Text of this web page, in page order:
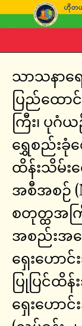
သာသနာရေ
ပြည်ထော
ကြီး၊ ပုဂံ
ရွှေစည်းခုံ
ထိန်းသိမ်း
အစီအစဉ်
စတုတ္ထအက
အစည်းအဝ
ရှေးဟော
ပြုပြင်ထိန်
ရှေးဟေ